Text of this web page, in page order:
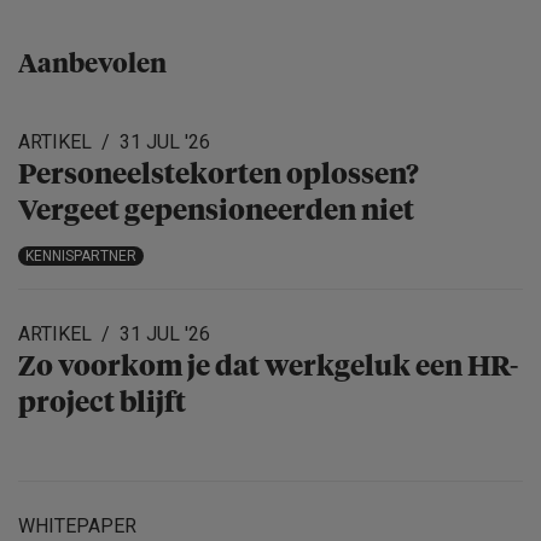
Aanbevolen
ARTIKEL 31 JUL '26
Personeels­te­korten oplossen?
Vergeet gepensio­neerden niet
KENNISPARTNER
ARTIKEL 31 JUL '26
Zo voorkom je dat werkgeluk een HR-
project blijft
WHITEPAPER